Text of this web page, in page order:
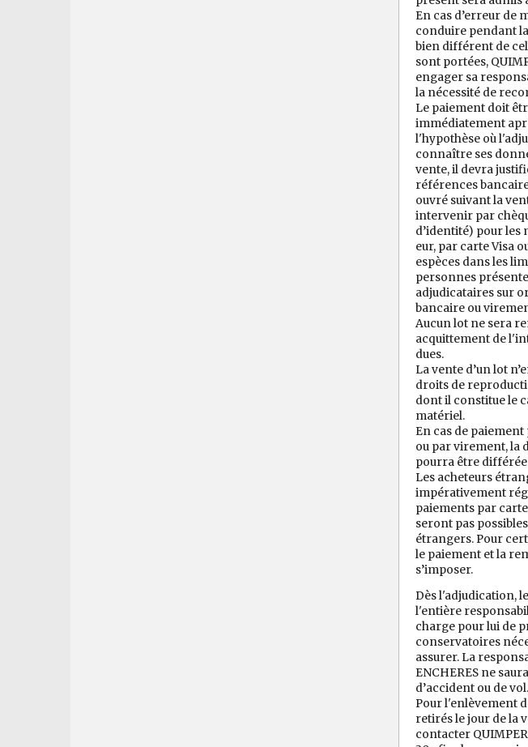
En cas d’erreur de
conduire pendant
bien différent de
sont portées,
engager sa
la nécessité de
Le paiement doit
immédiatement
l'hypothèse où
connaître ses
vente, il devra
références
ouvré suivant la
intervenir par
d’identité) pour
eur, par carte Visa
espèces dans les
personnes
adjudicataires sur
bancaire ou
Aucun lot ne sera
acquittement de
dues.
La vente d’un lot
droits de
dont il constitue le
matériel.
En cas de
ou par virement, la
pourra être différée
Les acheteurs
impérativement
paiements par
seront pas
étrangers. Pour
le paiement et la
s’imposer.
Dès l'adjudication,
l'entière
charge pour lui de
conservatoires
assurer. La
ENCHERES ne
d’accident ou de vol.
Pour l'enlèvement
retirés le jour de la
contacter QUIMPER